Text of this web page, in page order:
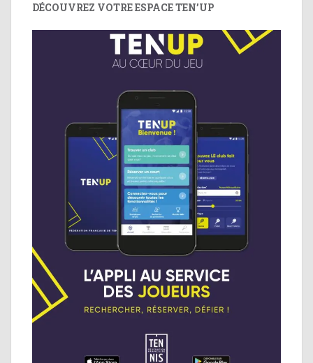
DÉCOUVREZ VOTRE ESPACE TEN’UP